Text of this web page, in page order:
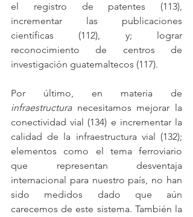
el registro de patentes (113),
incrementar las publicaciones
científicas (112), y; lograr
reconocimiento de centros de
investigación guatemaltecos (117).
infraestructura necesitamos mejorar la
conectividad vial (134) e incrementar la
calidad de la infraestructura vial (132);
elementos como el tema ferroviario
que representan desventaja
internacional para nuestro país, no han
sido medidos dado que aún
carecemos de este sistema. También la